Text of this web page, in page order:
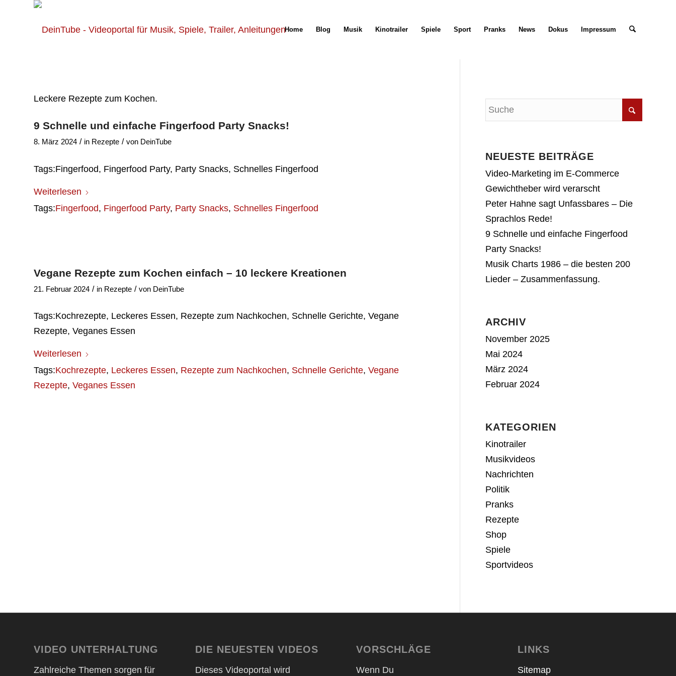
Home Blog Musik Kinotrailer Spiele Sport Pranks News Dokus Impressum
Leckere Rezepte zum Kochen.
9 Schnelle und einfache Fingerfood Party Snacks!
8. März 2024 / in Rezepte / von DeinTube
Tags:Fingerfood, Fingerfood Party, Party Snacks, Schnelles Fingerfood
Weiterlesen
Tags:Fingerfood, Fingerfood Party, Party Snacks, Schnelles Fingerfood
Vegane Rezepte zum Kochen einfach – 10 leckere Kreationen
21. Februar 2024 / in Rezepte / von DeinTube
Tags:Kochrezepte, Leckeres Essen, Rezepte zum Nachkochen, Schnelle Gerichte, Vegane
Rezepte, Veganes Essen
Weiterlesen
Tags:Kochrezepte, Leckeres Essen, Rezepte zum Nachkochen, Schnelle Gerichte, Vegane
Rezepte, Veganes Essen
NEUESTE BEITRÄGE
Video-Marketing im E-Commerce
Gewichtheber wird verarscht
Peter Hahne sagt Unfassbares – Die
Sprachlos Rede!
9 Schnelle und einfache Fingerfood
Party Snacks!
Musik Charts 1986 – die besten 200
Lieder – Zusammenfassung.
ARCHIV
November 2025
Mai 2024
März 2024
Februar 2024
KATEGORIEN
Kinotrailer
Musikvideos
Nachrichten
Politik
Pranks
Rezepte
Shop
Spiele
Sportvideos
VIDEO UNTERHALTUNG
Zahlreiche Themen sorgen für
DIE NEUESTEN VIDEOS
Dieses Videoportal wird
VORSCHLÄGE
Wenn Du
LINKS
Sitemap